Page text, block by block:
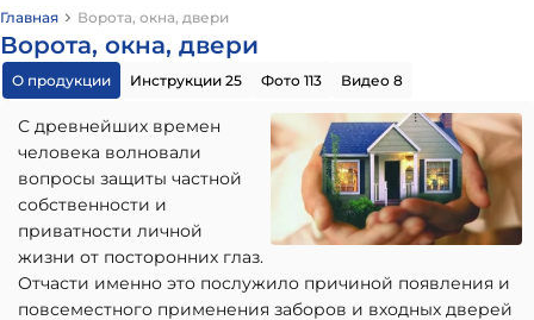
Главная Ворота, окна, двери
Ворота, окна, двери
О продукции Инструкции 25 Фото 113 Видео 8
С древнейших времен
человека волновали
вопросы защиты частной
собственности и
приватности личной
жизни от посторонних глаз.
Отчасти именно это послужило причиной появления и
повсеместного применения заборов и входных дверей